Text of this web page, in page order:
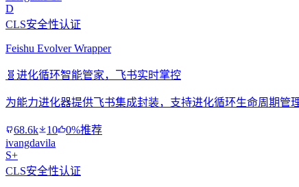
D
CLS安全性认证
Feishu Evolver Wrapper
🧬 进化循环智能管家，飞书实时掌控
为能力进化器提供飞书集成封装，支持进化循环生命周期管
68.6k 10
0%推荐
ivangdavila
S+
CLS安全性认证